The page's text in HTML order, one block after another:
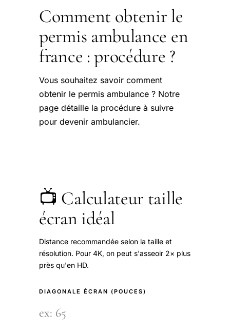
Comment obtenir le
permis ambulance en
france : procédure ?
Vous souhaitez savoir comment
obtenir le permis ambulance ? Notre
page détaille la procédure à suivre
pour devenir ambulancier.
📺 Calculateur taille
écran idéal
Distance recommandée selon la taille et
résolution. Pour 4K, on peut s'asseoir 2× plus
près qu'en HD.
DIAGONALE ÉCRAN (POUCES)